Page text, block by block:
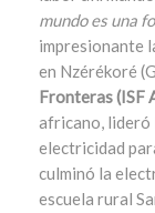
mundo es una
impresionante
en Nzérékoré
Fronteras (ISF
africano, lideró
electricidad
culminó la
escuela rural